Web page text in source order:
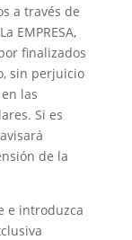
a través de
EMPRESA,
finalizados
sin perjuicio
las
Si es
de la
e introduzca